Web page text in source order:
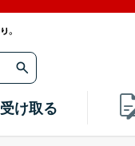
受け取る